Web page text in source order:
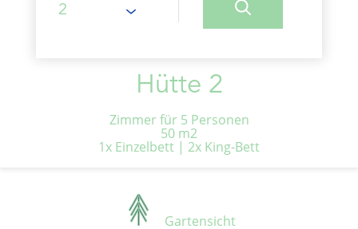
Hütte 2
Zimmer für 5 Personen
50 m2
1x Einzelbett | 2x King-Bett
Gartensicht